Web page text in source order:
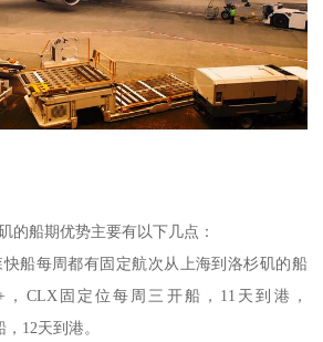
的船期优势主要有以下几点：
船每周都有固定航次从上海到洛杉矶的船
，CLX固定位每周三开船，11天到港，
12天到港。